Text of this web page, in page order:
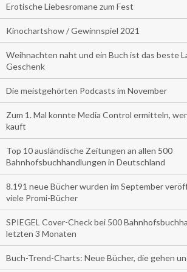
Erotische Liebesromane zum Fest
Kinochartshow / Gewinnspiel 2021
Weihnachten naht und ein Buch ist das beste
Geschenk
Die meistgehörten Podcasts im November
Zum 1. Mal konnte Media Control ermitteln,
kauft
Top 10 ausländische Zeitungen an allen 500
Bahnhofsbuchhandlungen in Deutschland
8.191 neue Bücher wurden im September
viele Promi-Bücher
SPIEGEL Cover-Check bei 500
letzten 3 Monaten
Buch-Trend-Charts: Neue Bücher, die gehen